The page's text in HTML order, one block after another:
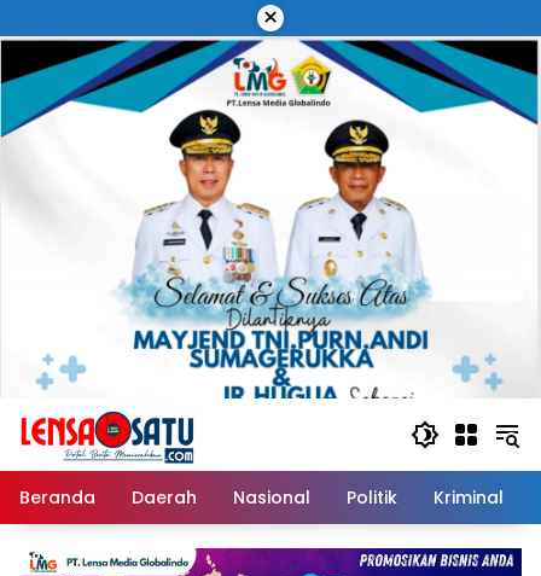
ke
konten
×
Beranda Daerah Nasional Politik Kriminal